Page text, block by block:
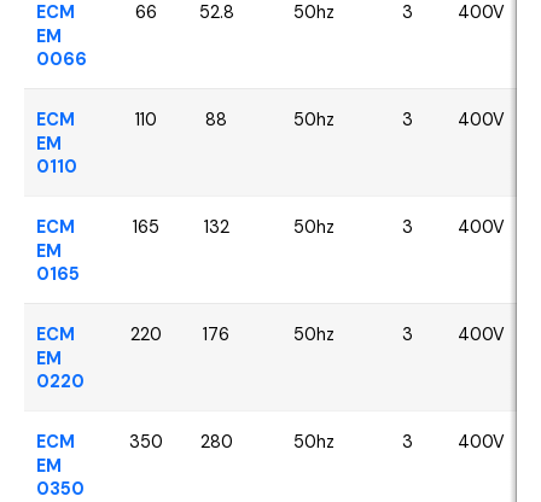
ECM
EM
0066
66 52.8 50hz 3 400V
ECM
EM
0110
110 88 50hz 3 400V
ECM
EM
0165
165 132 50hz 3 400V
ECM
EM
0220
220 176 50hz 3 400V
ECM
EM
0350
350 280 50hz 3 400V